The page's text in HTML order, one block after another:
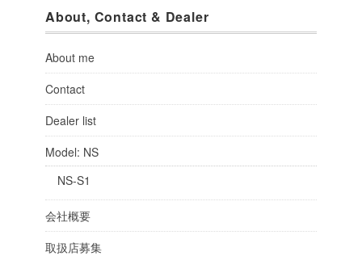
About, Contact & Dealer
About me
Contact
Dealer list
Model: NS
NS-S1
会社概要
取扱店募集